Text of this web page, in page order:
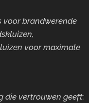
voor brandwerende
voor maximale
die vertrouwen geeft: